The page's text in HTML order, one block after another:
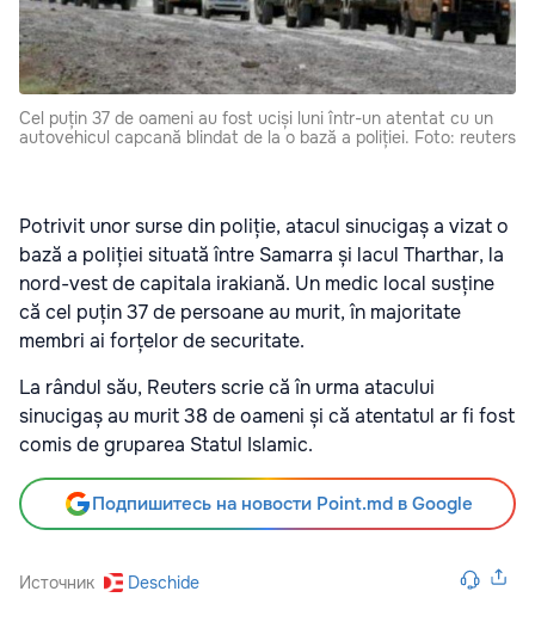
Cel puțin 37 de oameni au fost uciși luni într-un atentat cu un
autovehicul capcană blindat de la o bază a poliției. Foto: reuters
Potrivit unor surse din poliție, atacul sinucigaș a vizat o
bază a poliției situată între Samarra și lacul Tharthar, la
nord-vest de capitala irakiană. Un medic local susține
că cel puțin 37 de persoane au murit, în majoritate
membri ai forțelor de securitate.
La rândul său, Reuters scrie că în urma atacului
sinucigaș au murit 38 de oameni și că atentatul ar fi fost
comis de gruparea Statul Islamic.
Подпишитесь на новости Point.md в Google
Источник Deschide